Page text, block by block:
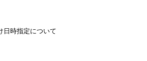
日時指定について